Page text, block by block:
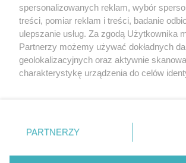
Redakcja Reklama Prywatność
the:protocol
spersonalizowanych reklam, wybór
treści, pomiar reklam i treści, badanie
ulepszanie usług. Za zgodą Użytkownika
Partnerzy możemy używać dokładnych
geolokalizacyjnych oraz aktywnie
charakterystykę urządzenia do celów
zmienić/wycofać klikając przycisk
znajdujący się w lewym dolnym rogu
PARTNERZY